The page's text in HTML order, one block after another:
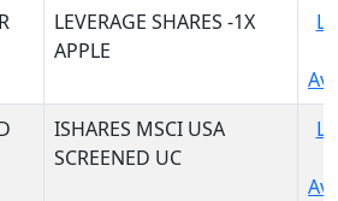
LEVERAGE SHARES -1X
APPLE
ISHARES MSCI USA
SCREENED UC